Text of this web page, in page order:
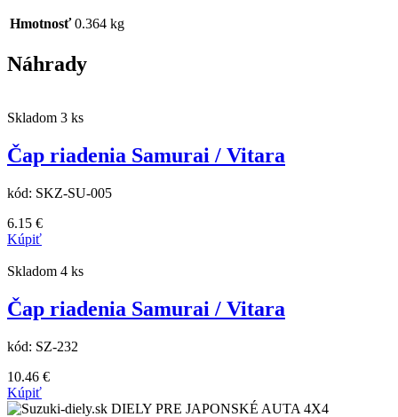
Hmotnosť 0.364 kg
Náhrady
Skladom 3 ks
Čap riadenia Samurai / Vitara
kód: SKZ-SU-005
6.15 €
Kúpiť
Skladom 4 ks
Čap riadenia Samurai / Vitara
kód: SZ-232
10.46 €
Kúpiť
DIELY PRE JAPONSKÉ AUTA 4X4